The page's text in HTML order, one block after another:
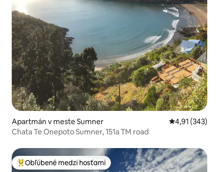
Apartmán v meste Sumner Priemerné
4,91 (343)
Chata Te Onepoto Sumner, 151a TM road
Najobľúbenejšie medzi hosťami
Obľúbené medzi hosťami